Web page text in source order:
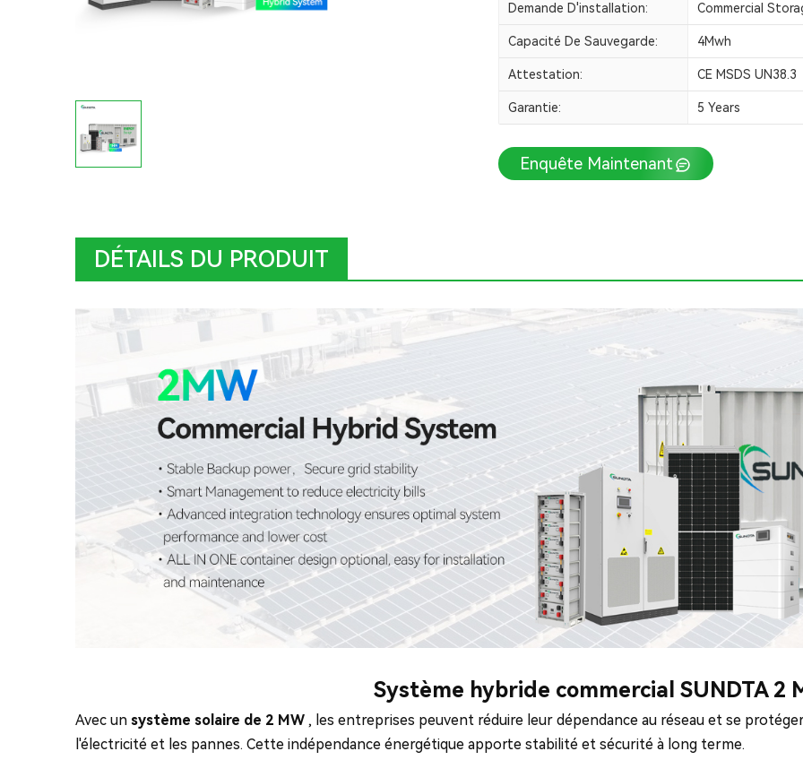
Demande D'installation: Commercial
Capacité De Sauvegarde: 4Mwh
Attestation: CE MSDS UN38.3
Garantie: 5 Years
Enquête Maintenant
DÉTAILS DU PRODUIT
Système hybride commercial SUNDTA 2
Avec un système solaire de 2 MW , les entreprises peuvent réduire leur dépendance au réseau et se
l'électricité et les pannes. Cette indépendance énergétique apporte stabilité et sécurité à long terme.